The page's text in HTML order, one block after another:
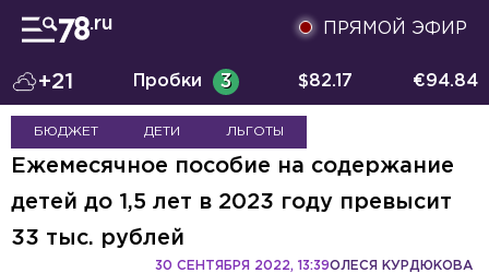
ПРЯМОЙ ЭФИР
+21 Пробки 3 $82.17 €94.84
БЮДЖЕТ ДЕТИ ЛЬГОТЫ
Ежемесячное пособие на содержание
детей до 1,5 лет в 2023 году превысит
33 тыс. рублей
ОЛЕСЯ КУРДЮКОВА
30 СЕНТЯБРЯ 2022, 13:39